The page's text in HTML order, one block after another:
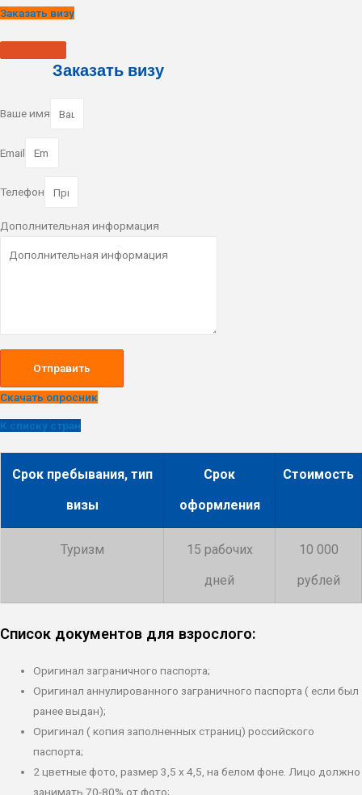
Заказать визу
Заказать визу
Ваше имя
Email
Телефон
Дополнительная информация
Отправить
Скачать опросник
К списку стран
Срок пребывания, тип
визы
Срок
оформления
Стоимость
Туризм
15 рабочих
дней
10 000
рублей
Список документов для взрослого:
Оригинал заграничного паспорта;
Оригинал аннулированного заграничного паспорта ( если был
ранее выдан);
Оригинал ( копия заполненных страниц) российского
паспорта;
2 цветные фото, размер 3,5 х 4,5, на белом фоне. Лицо должно
занимать 70-80% от фото;